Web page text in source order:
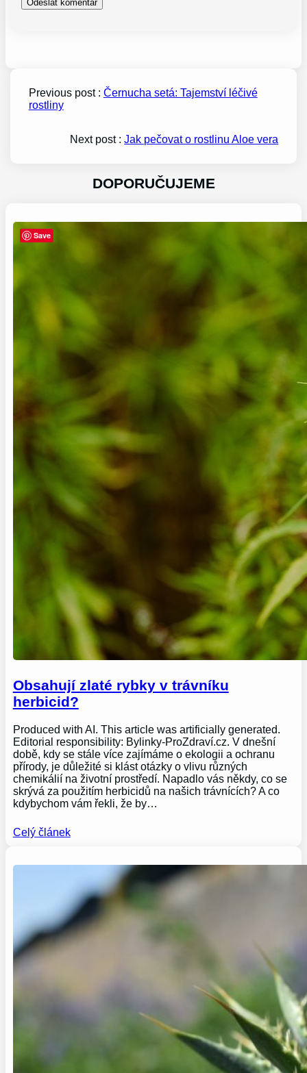
Previous post : Černucha setá: Tajemství léčivé
rostliny
Next post :Jak pečovat o rostlinu Aloe vera
DOPORUČUJEME
Obsahují zlaté rybky v trávníku
herbicid?
Produced with AI. This article was artificially generated.
Editorial responsibility: Bylinky-ProZdraví.cz. V dnešní
době, kdy se stále více zajímáme o ekologii a ochranu
přírody, je důležité si klást otázky o vlivu různých
chemikálií na životní prostředí. Napadlo vás někdy, co se
skrývá za použitím herbicidů na našich trávnících? A co
kdybychom vám řekli, že by…
Celý článek
Save